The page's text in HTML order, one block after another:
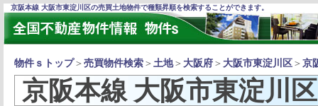
京阪本線 大阪市東淀川区の売買土地物件で種類昇順を検索することができます。
物件ｓトップ＞ 売買物件検索 ＞ 土地＞ 大阪府 ＞ 大阪市東淀川区 ＞ 京
京阪本線 大阪市東淀川